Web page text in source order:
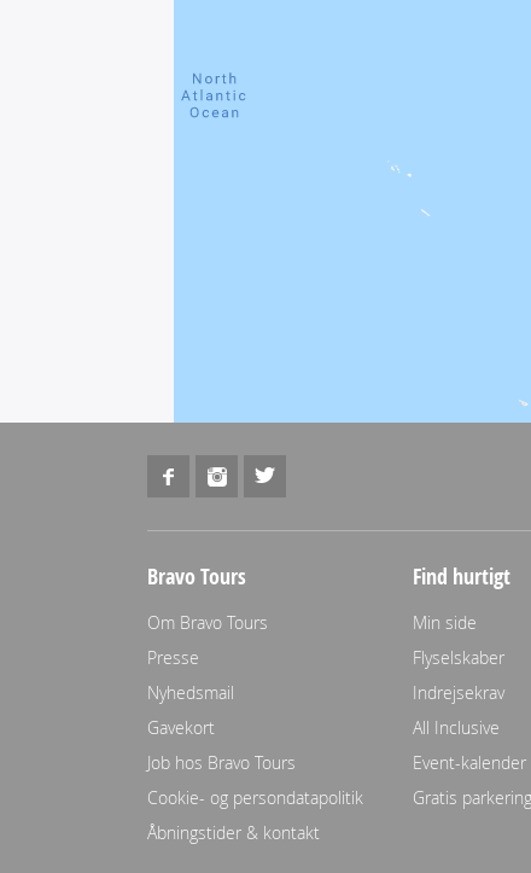
Bravo Tours
Om Bravo Tours
Presse
Nyhedsmail
Gavekort
Job hos Bravo Tours
Cookie- og persondatapolitik
Åbningstider & kontakt
Find hurtigt
Min side
Flyselskaber
Indrejsekrav
All Inclusive
Event-kalender
Gratis parkering